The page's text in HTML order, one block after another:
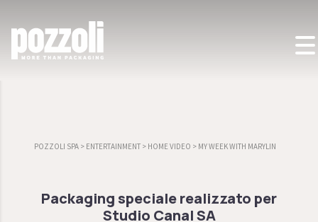
POZZOLI SPA > ENTERTAINMENT > HOME VIDEO > MY WEEK WITH MARYLIN
Packaging speciale realizzato per
Studio Canal SA